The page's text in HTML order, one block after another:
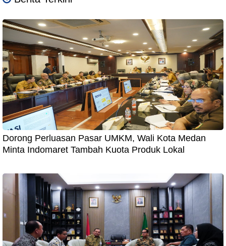
Dorong Perluasan Pasar UMKM, Wali Kota Medan
Minta Indomaret Tambah Kuota Produk Lokal